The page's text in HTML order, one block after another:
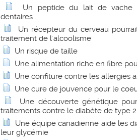
Un peptide du lait de vache
dentaires
Un récepteur du cerveau
traitement de l'alcoolisme
Un risque de taille
Une alimentation riche en fibre
Une confiture contre les allergies
Une cure de jouvence pour le
Une découverte génétique
traitements contre le diabète de type 2
Une équipe canadienne aide les
leur glycémie